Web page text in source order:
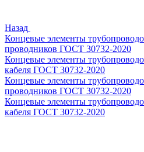
Назад
Концевые элементы
проводников ГОСТ 30732-2020
Концевые элементы
кабеля ГОСТ 30732-2020
Концевые элементы
проводников ГОСТ 30732-2020
Концевые элементы
кабеля ГОСТ 30732-2020